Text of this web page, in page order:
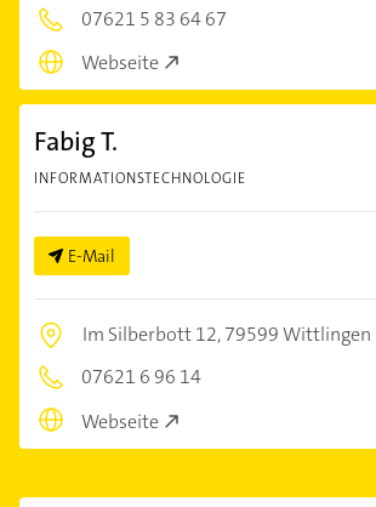
07621 5 83 64 67
Webseite
Fabig T.
INFORMATIONSTECHNOLOGIE
E-Mail
Im Silberbott 12,79599 Wittlingen
07621 6 96 14
Webseite